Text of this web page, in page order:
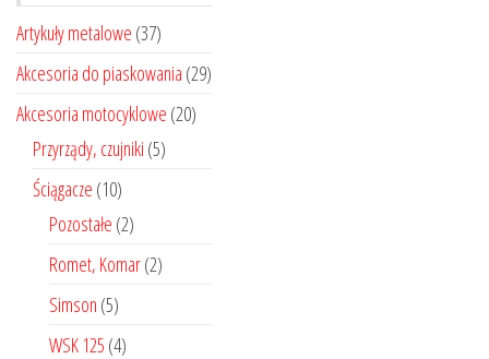
Artykuły metalowe (37)
Akcesoria do piaskowania (29)
Akcesoria motocyklowe (20)
Przyrządy, czujniki (5)
Ściągacze (10)
Pozostałe (2)
Romet, Komar(2)
Simson (5)
WSK 125 (4)